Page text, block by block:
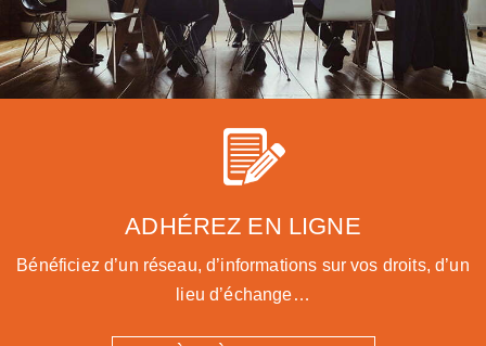
ADHÉREZ EN LIGNE
Bénéficiez d’un réseau, d’informations sur vos droits, d’un
lieu d’échange…